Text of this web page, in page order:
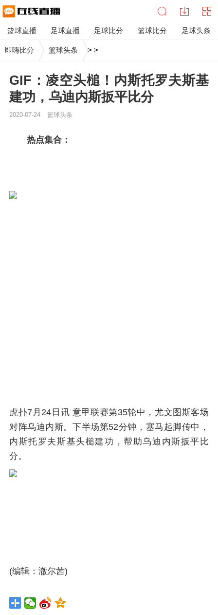
篮球直播 足球直播 足球比分 篮球比分 足球头条
即嗨比分 >
篮球头条 >
GIF：凌空头槌！内斯托罗夫斯基
建功，乌迪内斯扳平比分
2020-07-24 篮球头条
热点集合：
虎扑7月24日讯 意甲联赛第35轮中，尤文图斯客场
对阵乌迪内斯。下半场第52分钟，塞马起脚传中，
内斯托罗夫斯基头槌建功，帮助乌迪内斯扳平比
分。
(编辑：澈尔茜)